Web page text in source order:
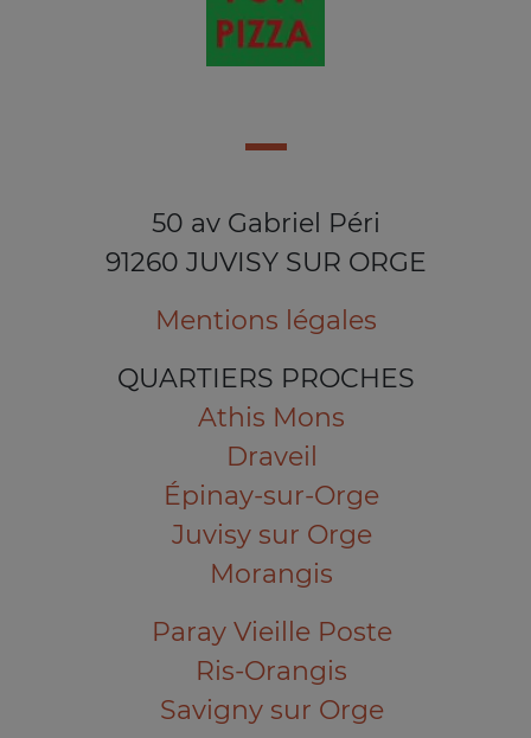
50 av Gabriel Péri
91260 JUVISY SUR ORGE
Mentions légales
QUARTIERS PROCHES
Athis Mons
Draveil
Épinay-sur-Orge
Juvisy sur Orge
Morangis
Paray Vieille Poste
Ris-Orangis
Savigny sur Orge